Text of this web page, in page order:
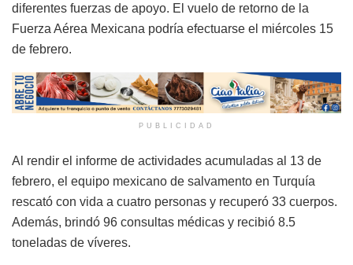
diferentes fuerzas de apoyo. El vuelo de retorno de la
Fuerza Aérea Mexicana podría efectuarse el miércoles 15
de febrero.
PUBLICIDAD
Al rendir el informe de actividades acumuladas al 13 de
febrero, el equipo mexicano de salvamento en Turquía
rescató con vida a cuatro personas y recuperó 33 cuerpos.
Además, brindó 96 consultas médicas y recibió 8.5
toneladas de víveres.